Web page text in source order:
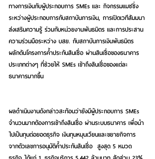
ทางการเงินกับผู้ประกอบการ SMEs และ กิจกรรมแมชชิ่ง
ระหว่างผู้ประกอบการกับสถาบันการเงิน, การเปิดเวทีสัมมนา
ส่งเสริมความรู้ ร่วมกับหน่วยงานพันธมิตร และการประสาน
ความร่วมมือระหว่าง บสย. กับสถาบันการเงินพันธมิตร
ผลักดันโครงการค้ำประกันสินเชื่อ ผ่านสินเชื่อของธนาคาร
ประเภทต่างๆ ที่ช่วยให้ SMEs เข้าถึงสินเชื่อของแต่ละ
ธนาคารมากขึ้น
ผลดำเนินงานดังกล่าวสะท้อนว่ายังมีผู้ประกอบการ SMEs
จำนวนมากต้องการเข้าถึงสินเชื่อ ผ่านระบบธนาคาร เพื่อนำ
ไปเป็นทุนต่อยอดธุรกิจ เงินทุนหมุนเวียนและขยายกิจการ
จากตัวเลขการอนุมัติค้ำประกันสินเชื่อ  สูงสุด 5 หมวด